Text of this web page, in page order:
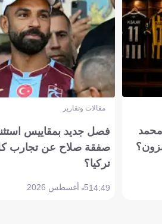
مقالات وتقارير
فصل جديد بمقاييس
صفقة صلاح عن تجارب
تركيا؟
14:495 أغسطس 2026